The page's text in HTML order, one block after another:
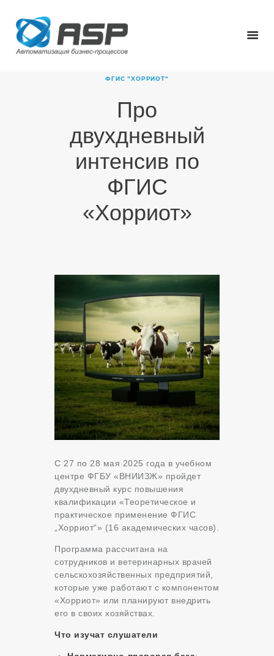
ФГИС "ХОРРИОТ"
Про
двухдневный
интенсив по
ФГИС
«Хорриот»
О КОМПАНИИ
НОВОСТИ
ПАРТНЕРЫ
КОНТАКТЫ
С 27 по 28 мая 2025 года в учебном
центре ФГБУ «ВНИИЗЖ» пройдет
двухдневный курс повышения
квалификации «Теоретическое и
практическое применение ФГИС
„Хорриот“» (16 академических часов).
Программа рассчитана на
сотрудников и ветеринарных врачей
сельскохозяйственных предприятий,
которые уже работают с компонентом
«Хорриот» или планируют внедрить
его в своих хозяйствах.
Что изучат слушатели